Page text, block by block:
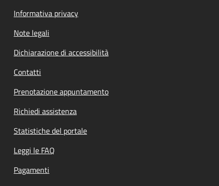
Informativa privacy
Note legali
Dichiarazione di accessibilità
Contatti
Prenotazione appuntamento
Richiedi assistenza
Statistiche del portale
Leggi le FAQ
Pagamenti